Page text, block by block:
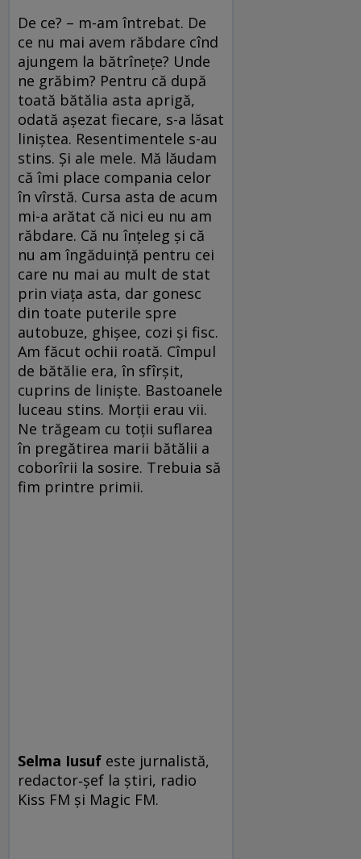
De ce? – m-am întrebat. De
ce nu mai avem răbdare cînd
ajungem la bătrînețe? Unde
ne grăbim? Pentru că după
toată bătălia asta aprigă,
odată așezat fiecare, s-a lăsat
liniștea. Resentimentele s-au
stins. Și ale mele. Mă lăudam
că îmi place compania celor
în vîrstă. Cursa asta de acum
mi-a arătat că nici eu nu am
răbdare. Că nu înțeleg și că
nu am îngăduință pentru cei
care nu mai au mult de stat
prin viața asta, dar gonesc
din toate puterile spre
autobuze, ghișee, cozi și fisc.
Am făcut ochii roată. Cîmpul
de bătălie era, în sfîrșit,
cuprins de liniște. Bastoanele
luceau stins. Morții erau vii.
Ne trăgeam cu toții suflarea
în pregătirea marii bătălii a
coborîrii la sosire. Trebuia să
fim printre primii.
Selma Iusuf este jurnalistă,
re­dac­tor‑șef la știri, radio
Kiss FM și Magic FM.